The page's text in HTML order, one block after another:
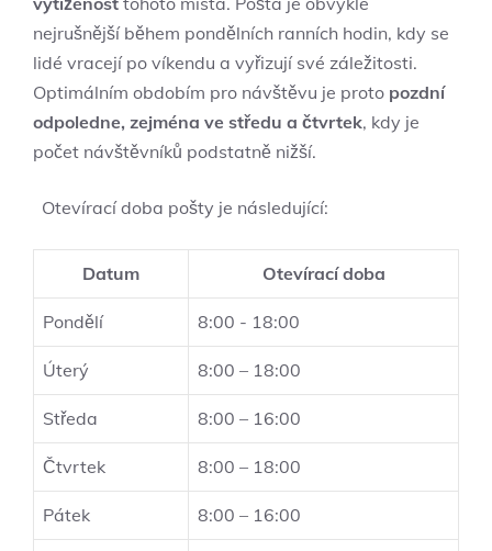
nejrušnější během pondělních ranních hodin, kdy se
lidé vracejí po​ víkendu a vyřizují své záležitosti.
Optimálním obdobím⁤ pro návštěvu je proto pozdní
odpoledne, zejména ⁤ve ‌středu a čtvrtek, kdy je
počet návštěvníků podstatně nižší.
‌ ‌ Otevírací doba⁤ pošty je následující:
Datum Otevírací doba
Pondělí 8:00 ‌- 18:00
Úterý 8:00 – 18:00
Středa 8:00 – 16:00
Čtvrtek 8:00 – 18:00
Pátek 8:00 – 16:00